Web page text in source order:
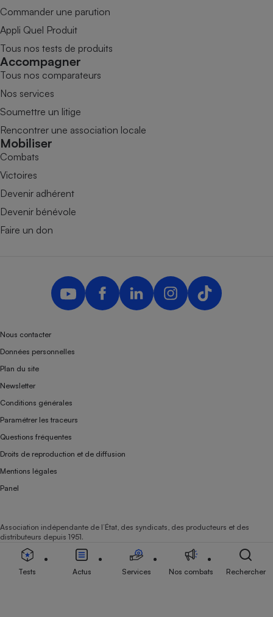
Commander une parution
Appli Quel Produit
Tous nos tests de produits
Accompagner
Tous nos comparateurs
Nos services
Soumettre un litige
Rencontrer une association locale
Mobiliser
Combats
Victoires
Devenir adhérent
Devenir bénévole
Faire un don
Nous contacter
Données personnelles
Plan du site
Newsletter
Conditions générales
Paramétrer les traceurs
Questions fréquentes
Droits de reproduction et de diffusion
Mentions légales
Panel
Association indépendante de l’État, des syndicats, des producteurs et des
distributeurs depuis 1951.
Tests Actus Services Nos combats Rechercher